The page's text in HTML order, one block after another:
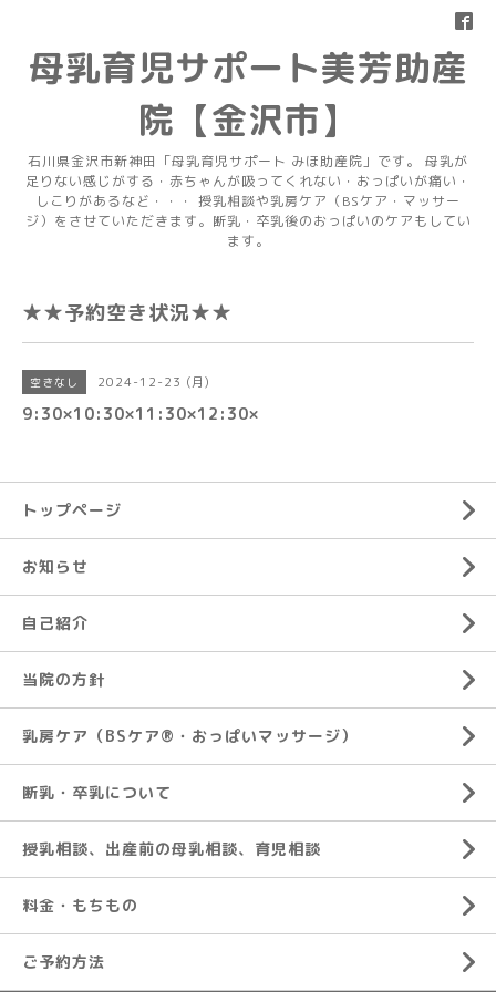
母乳育児サポート美芳助産
院【金沢市】
石川県金沢市新神田「母乳育児サポート みほ助産院」です。 母乳が
足りない感じがする・赤ちゃんが吸ってくれない・おっぱいが痛い・
しこりがあるなど・・・ 授乳相談や乳房ケア（BSケア・マッサー
ジ）をさせていただきます。断乳・卒乳後のおっぱいのケアもしてい
ます。
★★予約空き状況★★
空きなし 2024-12-23 (月)
9:30×10:30×11:30×12:30×
トップページ
お知らせ
自己紹介
当院の方針
乳房ケア（BSケア®︎・おっぱいマッサージ）
断乳・卒乳について
授乳相談、出産前の母乳相談、育児相談
料金・もちもの
ご予約方法